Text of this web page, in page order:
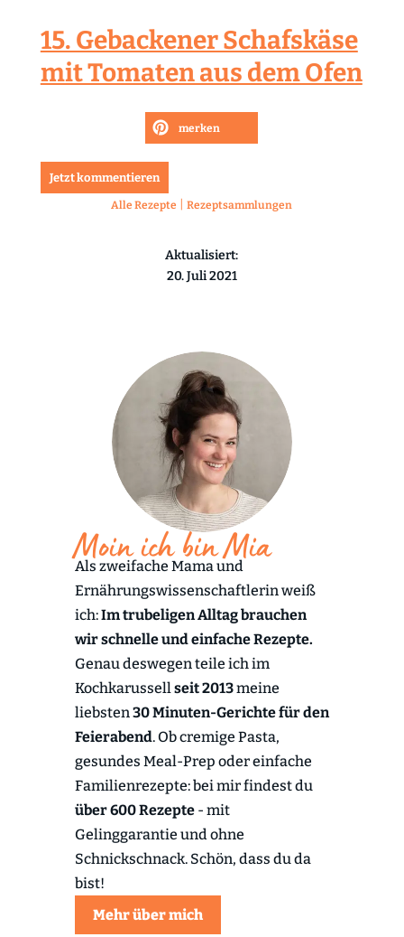
15. Gebackener Schafskäse
mit Tomaten aus dem Ofen
merken
Jetzt kommentieren
Alle Rezepte |Rezeptsammlungen
Aktualisiert:
20. Juli 2021
Moin ich bin Mia
Als zweifache Mama und
Ernährungswissenschaftlerin weiß
ich:Im trubeligen Alltag brauchen
wir schnelle und einfache Rezepte.
Genau deswegen teile ich im
Kochkarussellseit 2013meine
liebsten30 Minuten-Gerichte für den
Feierabend. Ob cremige Pasta,
gesundes Meal-Prep oder einfache
Familienrezepte: bei mir findest du
über 600 Rezepte- mit
Gelinggarantie und ohne
Schnickschnack. Schön, dass du da
bist!
Mehr über mich